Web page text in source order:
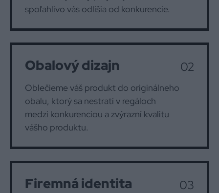
spoľahlivo vás odlíšia od konkurencie.
Obalový dizajn
Oblečieme váš produkt do originálneho
obalu, ktorý sa nestratí v regáloch
medzi konkurenciou a zvýrazní kvalitu
vášho produktu.
02
Firemná identita 03